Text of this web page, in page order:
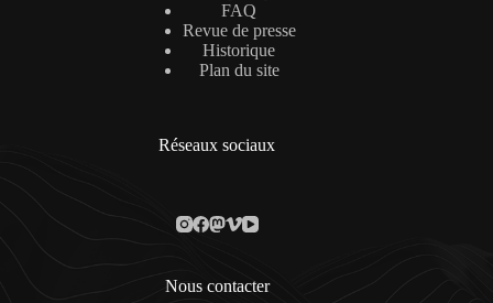
FAQ
Revue de presse
Historique
Plan du site
Réseaux sociaux
Nous contacter